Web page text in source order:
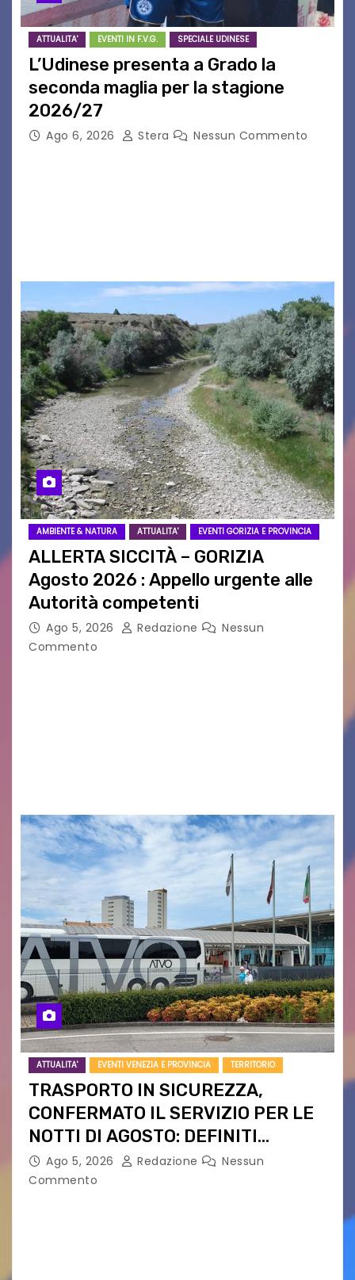
ATTUALITA' EVENTI IN F.V.G. SPECIALE UDINESE
L’Udinese presenta a Grado la
seconda maglia per la stagione
2026/27
Ago 6, 2026 Stera Nessun Commento
AMBIENTE & NATURA ATTUALITA' EVENTI GORIZIA E PROVINCIA
ALLERTA SICCITÀ – GORIZIA
Agosto 2026 : Appello urgente alle
Autorità competenti
Ago 5, 2026 Redazione
Nessun
Commento
ATTUALITA' EVENTI VENEZIA E PROVINCIA TERRITORIO
TRASPORTO IN SICUREZZA,
CONFERMATO IL SERVIZIO PER LE
NOTTI DI AGOSTO: DEFINITI
PERCORSI, FERMATE E ORARIO
Ago 5, 2026 Redazione
Nessun
Commento